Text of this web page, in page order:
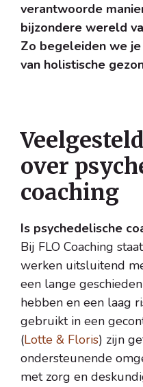
verantwoorde
bijzondere wereld
Zo begeleiden we
van holistische
over
coaching
Is psychedelische
Bij FLO Coaching
werken uitsluitend
een lange
hebben en een laag
gebruikt in een
(Lotte & Floris) zijn
ondersteunende
met zorg en